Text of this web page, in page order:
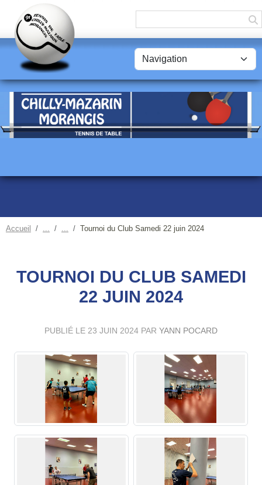
Accueil Tournoi du Club Samedi 22 juin 2024
TOURNOI DU CLUB SAMEDI
22 JUIN 2024
PUBLIÉ LE 23 JUIN 2024 PAR YANN POCARD
Panneau de gestion des cookies